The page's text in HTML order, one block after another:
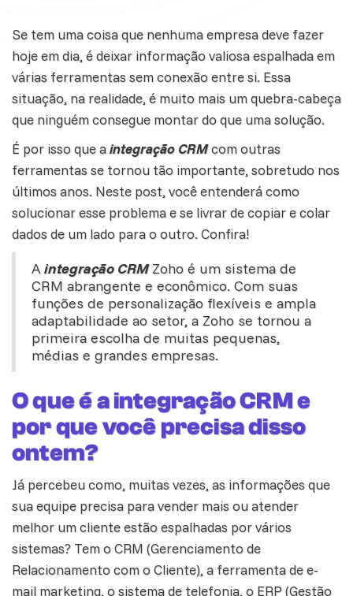
Se tem uma coisa que nenhuma empresa deve fazer
hoje em dia, é deixar informação valiosa espalhada em
várias ferramentassem conexão entre si. Essa
situação, na realidade, é muito mais um quebra-cabeça
que ninguém consegue montar do que uma solução.
É por isso que aintegração CRMcom outras
ferramentas se tornou tão importante, sobretudo nos
últimos anos. Neste post, você entenderá como
solucionar esse problema e se livrar de copiar e colar
dados de um lado para o outro. Confira!
Aintegração CRMZoho é um sistema de
CRM abrangente e econômico. Com suas
funções de personalização flexíveis e ampla
adaptabilidade ao setor, a Zoho se tornou a
primeira escolha de muitas pequenas,
médias e grandes empresas.
O que é a integração CRM e
por que você precisa disso
ontem?
Já percebeu como, muitas vezes, as informações que
sua equipe precisa para vender mais ou atender
melhor um cliente estão espalhadas por vários
sistemas? Tem oCRM (Gerenciamento de
Relacionamento com o Cliente), a ferramenta de e-
mail marketing, o sistema de telefonia, o ERP (Gestão